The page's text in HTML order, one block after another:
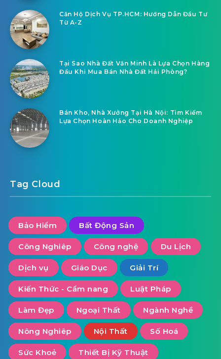
Căn Hộ Dịch Vụ TP.HCM: Hướng Dẫn Đầu Tư
Từ A-Z
Tại Sao Nhà Đất Văn Minh Là Lựa Chọn Hàng
Đầu Khi Mua Bán Nhà Đất Hải Phòng?
Bán Kho, Nhà Xưởng Tại Hà Nội: Tìm Kiếm
Lựa Chọn Hoàn Hảo Cho Doanh Nghiệp
Tag Cloud
Bảo Hiểm Bất Động Sản
Công Nghiêp Công nghệ Du Lịch
Dịch vụ Giáo Dục Giải Trí
Kiến Thức - Cẩm nang Luật Pháp
Làm Đẹp Ngoại Thất Ngành Nghề
Nông Nghiêp Nội Thất Số Hoá
Sức Khoẻ Thiết Bị Kỹ Thuật